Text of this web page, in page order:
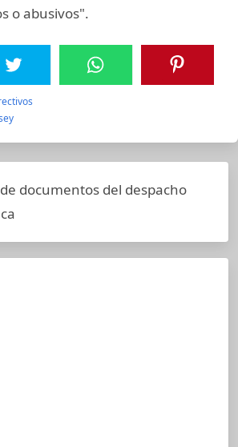
o abusivos".
documentos del despacho